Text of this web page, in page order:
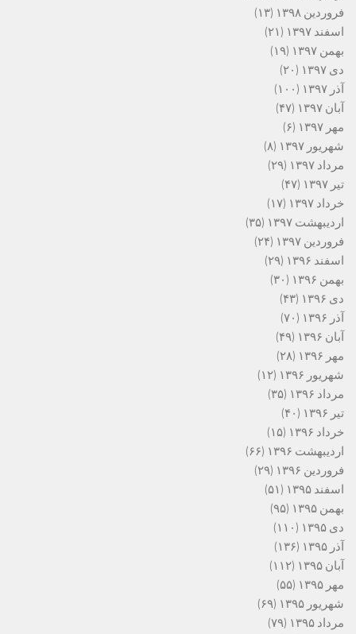
فروردین ۱۳۹۸
(۱۳)
اسفند ۱۳۹۷
(۲۱)
بهمن ۱۳۹۷
(۱۹)
دی ۱۳۹۷
(۲۰)
آذر ۱۳۹۷
(۱۰۰)
آبان ۱۳۹۷
(۴۷)
مهر ۱۳۹۷
(۶)
شهریور ۱۳۹۷
(۸)
مرداد ۱۳۹۷
(۲۹)
تیر ۱۳۹۷
(۴۷)
خرداد ۱۳۹۷
(۱۷)
اردیبهشت ۱۳۹۷
(۳۵)
فروردین ۱۳۹۷
(۲۴)
اسفند ۱۳۹۶
(۲۹)
بهمن ۱۳۹۶
(۳۰)
دی ۱۳۹۶
(۴۳)
آذر ۱۳۹۶
(۷۰)
آبان ۱۳۹۶
(۴۹)
مهر ۱۳۹۶
(۲۸)
شهریور ۱۳۹۶
(۱۲)
مرداد ۱۳۹۶
(۳۵)
تیر ۱۳۹۶
(۴۰)
خرداد ۱۳۹۶
(۱۵)
اردیبهشت ۱۳۹۶
(۶۶)
فروردین ۱۳۹۶
(۲۹)
اسفند ۱۳۹۵
(۵۱)
بهمن ۱۳۹۵
(۹۵)
دی ۱۳۹۵
(۱۱۰)
آذر ۱۳۹۵
(۱۳۶)
آبان ۱۳۹۵
(۱۱۲)
مهر ۱۳۹۵
(۵۵)
شهریور ۱۳۹۵
(۶۹)
مرداد ۱۳۹۵
(۷۹)